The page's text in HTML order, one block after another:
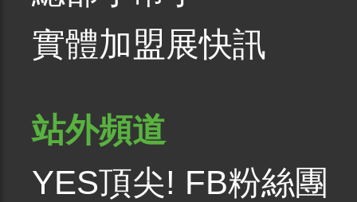
實體加盟展快訊
站外頻道
YES頂尖! FB粉絲團